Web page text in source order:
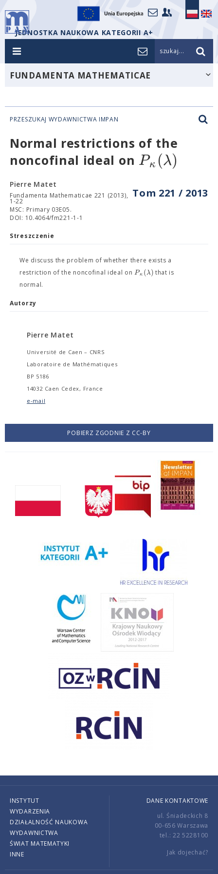
JEDNOSTKA NAUKOWA KATEGORII A+
szukaj...
FUNDAMENTA MATHEMATICAE
PRZESZUKAJ WYDAWNICTWA IMPAN
Normal restrictions of the
noncofinal ideal on Pκ (λ)
Tom 221 / 2013
Pierre Matet
Fundamenta Mathematicae 221 (2013),
1-22
MSC: Primary 03E05.
DOI: 10.4064/fm221-1-1
Streszczenie
We discuss the problem of whether there exists a
restriction of the noncofinal ideal onPκ (λ) that is
normal.
Autorzy
Pierre Matet
Université de Caen – CNRS
Laboratoire de Mathématiques
BP 5186
14032 Caen Cedex, France
e-mail
POBIERZ ZGODNIE Z CC-BY
INSTYTUT
WYDARZENIA
DZIAŁALNOŚĆ NAUKOWA
WYDAWNICTWA
ŚWIAT MATEMATYKI
INNE
DANE KONTAKTOWE
ul. Śniadeckich 8
00-656 Warszawa
tel.: 22 5228100
Jak dojechać?